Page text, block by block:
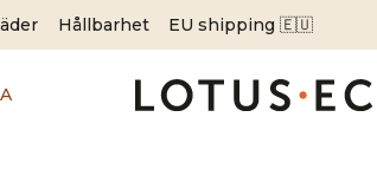
Hållbarhet EU shipping 🇪🇺